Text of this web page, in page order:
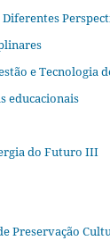
e Tecnologia
educacionais
do Futuro III
Preservação